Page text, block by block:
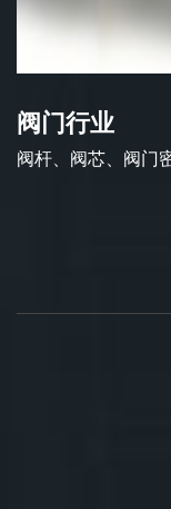
阀门行业
阀杆、阀芯、阀门